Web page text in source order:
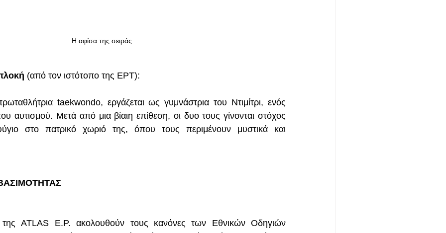
Η αφίσα της σειράς
(από τον ιστότοπο της ΕΡΤ):
taekwondo, εργάζεται ως γυμνάστρια του Ντιμίτρι, ενός
αυτισμού. Μετά από μια βίαιη επίθεση, οι δυο τους γίνονται στόχος
στο πατρικό χωριό της, όπου τους περιμένουν μυστικά και
της ATLAS E.P. ακολουθούν τους κανόνες των Εθνικών Οδηγιών